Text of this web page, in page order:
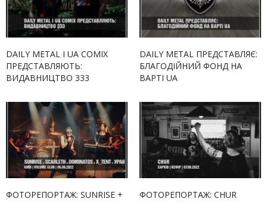
DAILY METAL І UA COMIX
ПРЕДСТАВЛЯЮТЬ:
ВИДАВНИЦТВО 333
DAILY METAL ПРЕДСТАВЛЯЄ:
БЛАГОДІЙНИЙ ФОНД НА
ВАРТІ UA
ФОТОРЕПОРТАЖ: SUNRISE +
ФОТОРЕПОРТАЖ: CHUR